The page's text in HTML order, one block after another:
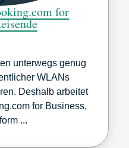
for
unterwegs genug
WLANs
Deshalb arbeitet
for Business,
...